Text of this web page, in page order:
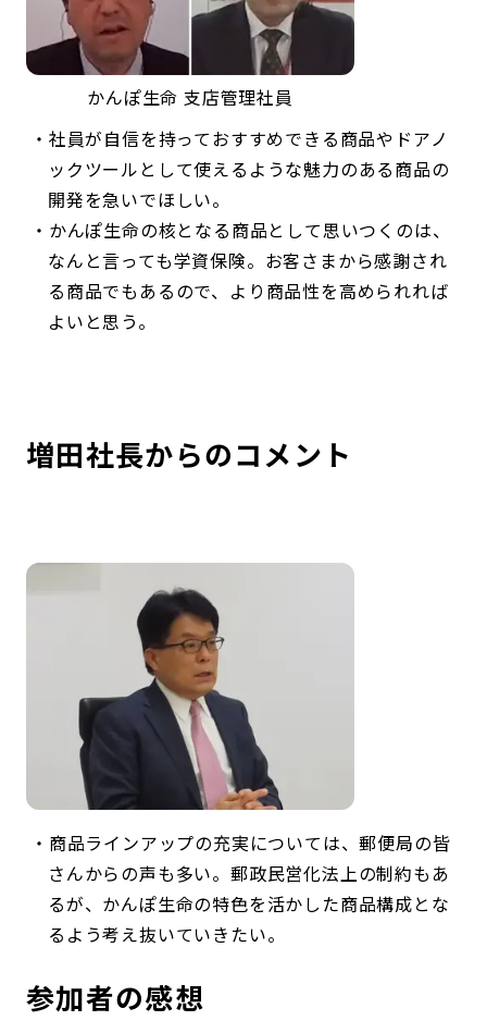
かんぽ生命 支店管理社員
社員が自信を持っておすすめできる商品やドアノ
ックツールとして使えるような魅力のある商品の
開発を急いでほしい。
かんぽ生命の核となる商品として思いつくのは、
なんと言っても学資保険。お客さまから感謝され
る商品でもあるので、より商品性を高められれば
よいと思う。
増田社長からのコメント
商品ラインアップの充実については、郵便局の皆
さんからの声も多い。郵政民営化法上の制約もあ
るが、かんぽ生命の特色を活かした商品構成とな
るよう考え抜いていきたい。
参加者の感想